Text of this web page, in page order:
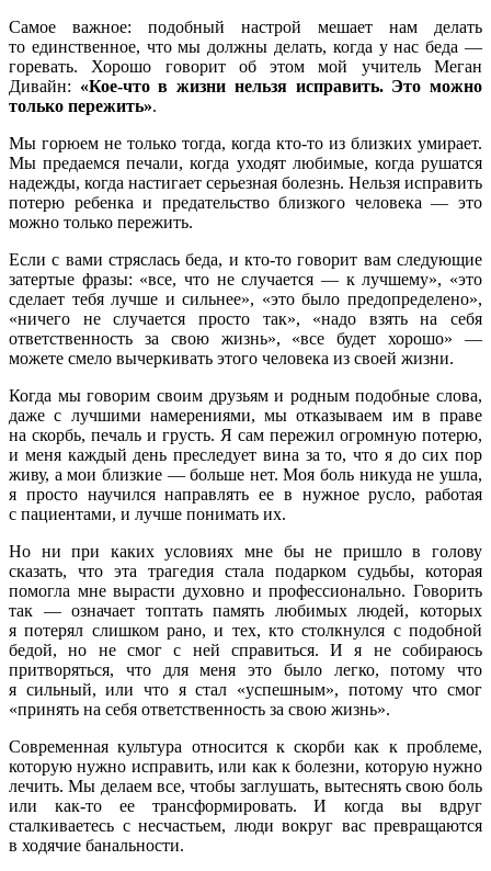
Самое важное: подобный настрой мешает нам делать
то единственное, что мы должны делать, когда у нас беда —
горевать. Хорошо говорит об этом мой учитель Меган
Дивайн: «Кое-что в жизни нельзя исправить. Это можно
только пережить».
Мы горюем не только тогда, когда кто-то из близких умирает.
Мы предаемся печали, когда уходят любимые, когда рушатся
надежды, когда настигает серьезная болезнь. Нельзя исправить
потерю ребенка и предательство близкого человека — это
можно только пережить.
Если с вами стряслась беда, и кто-то говорит вам следующие
затертые фразы: «все, что не случается — к лучшему», «это
сделает тебя лучше и сильнее», «это было предопределено»,
«ничего не случается просто так», «надо взять на себя
ответственность за свою жизнь», «все будет хорошо» —
можете смело вычеркивать этого человека из своей жизни.
Когда мы говорим своим друзьям и родным подобные слова,
даже с лучшими намерениями, мы отказываем им в праве
на скорбь, печаль и грусть. Я сам пережил огромную потерю,
и меня каждый день преследует вина за то, что я до сих пор
живу, а мои близкие — больше нет. Моя боль никуда не ушла,
я просто научился направлять ее в нужное русло, работая
с пациентами, и лучше понимать их.
Но ни при каких условиях мне бы не пришло в голову
сказать, что эта трагедия стала подарком судьбы, которая
помогла мне вырасти духовно и профессионально. Говорить
так — означает топтать память любимых людей, которых
я потерял слишком рано, и тех, кто столкнулся с подобной
бедой, но не смог с ней справиться. И я не собираюсь
притворяться, что для меня это было легко, потому что
я сильный, или что я стал «успешным», потому что смог
«принять на себя ответственность за свою жизнь».
Современная культура относится к скорби как к проблеме,
которую нужно исправить, или как к болезни, которую нужно
лечить. Мы делаем все, чтобы заглушать, вытеснять свою боль
или как-то ее трансформировать. И когда вы вдруг
сталкиваетесь с несчастьем, люди вокруг вас превращаются
в ходячие банальности.